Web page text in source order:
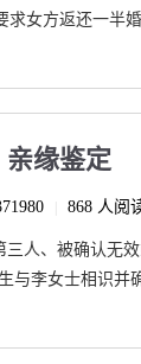
女方返还一半
缘鉴定
868 人阅
人、被确认无
与李女士相识